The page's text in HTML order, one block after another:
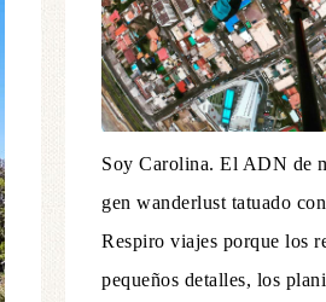
Soy Carolina. El ADN de
gen wanderlust tatuado
Respiro viajes porque los
pequeños detalles, los